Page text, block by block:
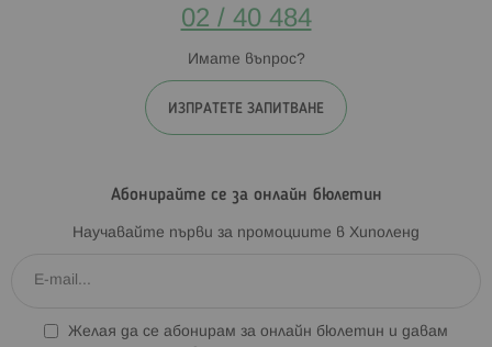
02 / 40 484
Имате въпрос?
ИЗПРАТЕТЕ ЗАПИТВАНЕ
Абонирайте се за онлайн бюлетин
Научавайте първи за промоциите в Хиполенд
Желая да се абонирам за онлайн бюлетин и давам